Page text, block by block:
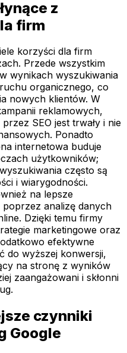
z
firm
korzyści dla firm
Przede wszystkim
wynikach wyszukiwania
organicznego, co
nowych klientów. W
reklamowych,
SEO jest trwały i nie
Ponadto
internetowa buduje
użytkowników;
często są
i wiarygodności.
na lepsze
analizę danych
Dzięki temu firmy
marketingowe oraz
efektywne
do wyższej konwersji,
na stronę z wyników
zaangażowani i skłonni
czynniki
Google